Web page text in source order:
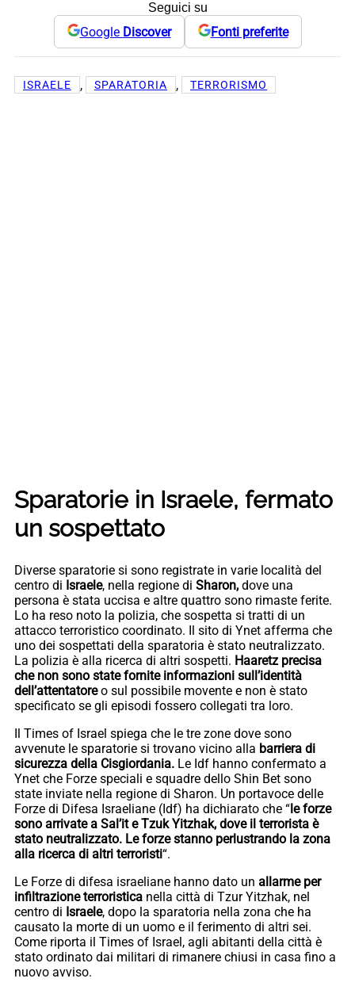
Seguici su
Google Discover Fonti preferite
ISRAELE , SPARATORIA , TERRORISMO
Sparatorie in Israele, fermato
un sospettato
Diverse sparatorie si sono registrate in varie località del
centro di Israele, nella regione di Sharon, dove una
persona è stata uccisa e altre quattro sono rimaste ferite.
Lo ha reso noto la polizia, che sospetta si tratti di un
attacco terroristico coordinato. Il sito di Ynet afferma che
uno dei sospettati della sparatoria è stato neutralizzato.
La polizia è alla ricerca di altri sospetti. Haaretz precisa
che non sono state fornite informazioni sull’identità
dell’attentatoreo sul possibile movente e non è stato
specificato se gli episodi fossero collegati tra loro.
Il Times of Israel spiega che le tre zone dove sono
avvenute le sparatorie si trovano vicino alla barriera di
sicurezza della Cisgiordania. Le Idf hanno confermato a
Ynet che Forze speciali e squadre dello Shin Bet sono
state inviate nella regione di Sharon. Un portavoce delle
Forze di Difesa Israeliane (Idf) ha dichiarato che “le forze
sono arrivate a Sal’it e Tzuk Yitzhak, dove il terrorista è
stato neutralizzato. Le forze stanno perlustrando la zona
alla ricerca di altri terroristi“.
Le Forze di difesa israeliane hanno dato un allarme per
infiltrazione terroristica nella città di Tzur Yitzhak, nel
centro di Israele, dopo la sparatoria nella zona che ha
causato la morte di un uomo e il ferimento di altri sei.
Come riporta il Times of Israel, agli abitanti della città è
stato ordinato dai militari di rimanere chiusi in casa fino a
nuovo avviso.